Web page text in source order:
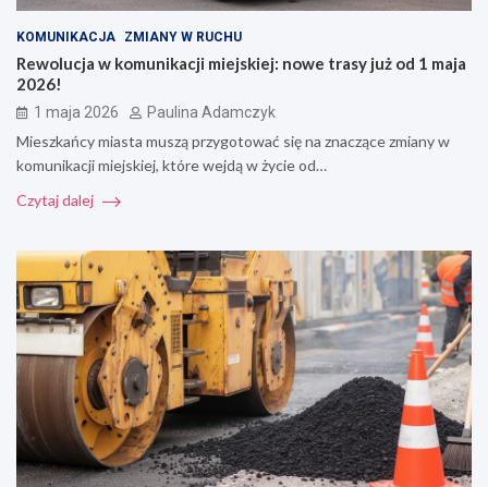
KOMUNIKACJA ZMIANY W RUCHU
Rewolucja w komunikacji miejskiej: nowe trasy już od 1 maja
2026!
1 maja 2026 Paulina Adamczyk
Mieszkańcy miasta muszą przygotować się na znaczące zmiany w
komunikacji miejskiej, które wejdą w życie od…
Czytaj dalej